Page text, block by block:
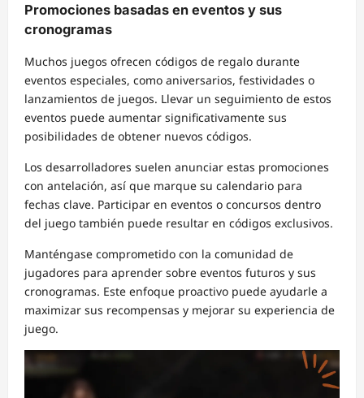
Promociones basadas en eventos y sus
cronogramas
Muchos juegos ofrecen códigos de regalo durante
eventos especiales, como aniversarios, festividades o
lanzamientos de juegos. Llevar un seguimiento de estos
eventos puede aumentar significativamente sus
posibilidades de obtener nuevos códigos.
Los desarrolladores suelen anunciar estas promociones
con antelación, así que marque su calendario para
fechas clave. Participar en eventos o concursos dentro
del juego también puede resultar en códigos exclusivos.
Manténgase comprometido con la comunidad de
jugadores para aprender sobre eventos futuros y sus
cronogramas. Este enfoque proactivo puede ayudarle a
maximizar sus recompensas y mejorar su experiencia de
juego.